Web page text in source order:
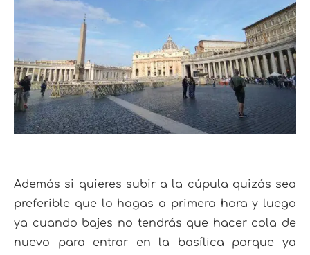
Además si quieres subir a la cúpula quizás sea
preferible que lo hagas a primera hora y luego
ya cuando bajes no tendrás que hacer cola de
nuevo para entrar en la basílica porque ya